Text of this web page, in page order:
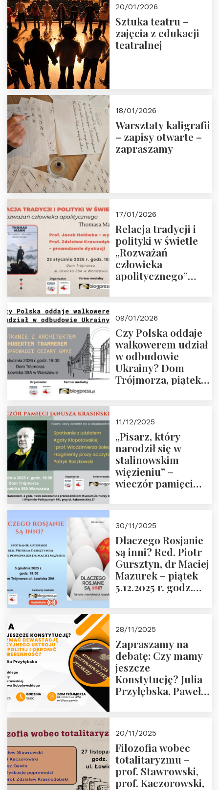
20/01/2026
Sztuka teatru –
zajęcia z edukacji
teatralnej
18/01/2026
Warsztaty kaligrafii
– zapisy otwarte –
zapraszamy
17/01/2026
Relacja tradycji i
polityki w świetle
„Rozważań
człowieka
apolitycznego”
godz. 18:00.
Zapraszamy!
09/01/2026
Czy Polska oddaje
walkowerem udział
w odbudowie
Ukrainy? Dom
Trójmorza, piątek
11/12/2025
„Pisarz, który
narodził się w
stalinowskim
więzieniu” –
wieczór pamięci
zwiedzanie
Muzeum Żołnierzy
Wyklętych i
Więźniów
Politycznych PRL o
godz. 16:00 – 19
30/11/2025
Dlaczego Rosjanie
są inni? Red. Piotr
Gursztyn, dr Maciej
Mazurek – piątek
5.12.2025 r. godz.
28/11/2025
Zapraszamy na
debatę: Czy mamy
jeszcze
Konstytucję? Julia
Przyłębska, Paweł
Przemysław
Sobolewski – 4
grudnia 2025 r.
godz. 18:00.
20/11/2025
Filozofia wobec
totalitaryzmu –
prof. Stawrowski,
prof. Kaczorowski,